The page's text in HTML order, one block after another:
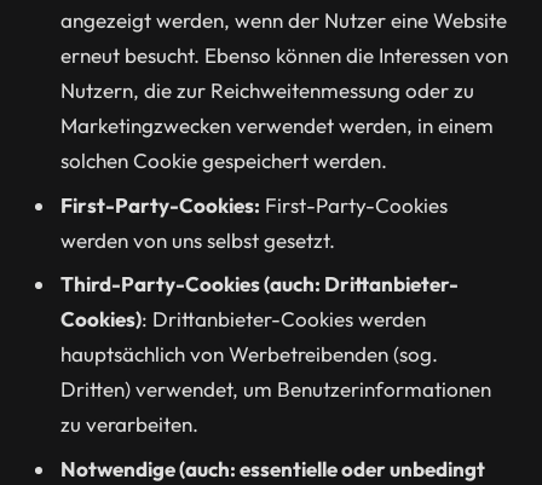
angezeigt werden, wenn der Nutzer eine Website
erneut besucht. Ebenso können die Interessen von
Nutzern, die zur Reichweitenmessung oder zu
Marketingzwecken verwendet werden, in einem
solchen Cookie gespeichert werden.
First-Party-Cookies: First-Party-Cookies
werden von uns selbst gesetzt.
Third-Party-Cookies (auch: Drittanbieter-
Cookies): Drittanbieter-Cookies werden
hauptsächlich von Werbetreibenden (sog.
Dritten) verwendet, um Benutzerinformationen
zu verarbeiten.
Notwendige (auch: essentielle oder unbedingt